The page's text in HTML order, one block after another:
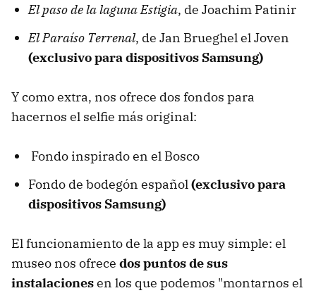
El paso de la laguna Estigia, de Joachim Patinir
El Paraíso Terrenal, de Jan Brueghel el Joven
(exclusivo para dispositivos Samsung)
Y como extra, nos ofrece dos fondos para
hacernos el selfie más original:
Fondo inspirado en el Bosco
Fondo de bodegón español (exclusivo para
dispositivos Samsung)
El funcionamiento de la app es muy simple: el
museo nos ofrece dos puntos de sus
instalacionesen los que podemos "montarnos el